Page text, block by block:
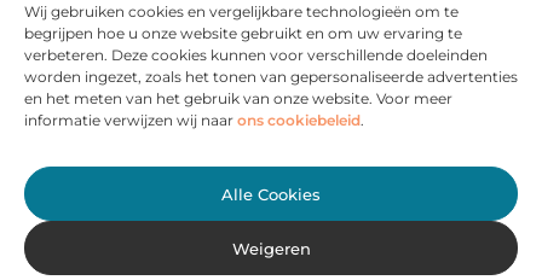
Wij gebruiken cookies en vergelijkbare technologieën om te
begrijpen hoe u onze website gebruikt en om uw ervaring te
verbeteren. Deze cookies kunnen voor verschillende doeleinden
worden ingezet, zoals het tonen van gepersonaliseerde advertenties
en het meten van het gebruik van onze website. Voor meer
informatie verwijzen wij naar ons cookiebeleid.
Alle Cookies
Weigeren
liefde, trends en inspiratie. Voor iedereen die het leven met een
glimlach bekijkt.
Bericht categorie